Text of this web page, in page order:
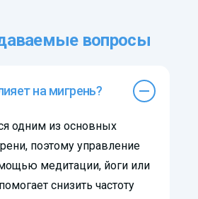
вопросы
на мигрень?
одним из основных
поэтому управление
медитации, йоги или
снизить частоту